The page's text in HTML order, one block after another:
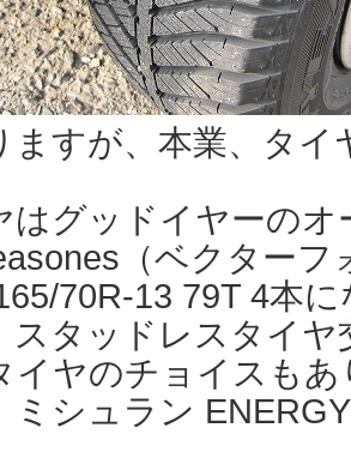
ますが、本業、タイ
はグッドイヤーの
（ベクターフ
70R-13 79T 4本
スタッドレスタイ
イヤのチョイスも
ミシュラン